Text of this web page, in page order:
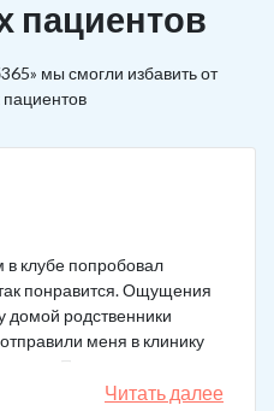
пациентов
мы смогли избавить от
в клубе попробовал
понравится. Ощущения
домой родственники
меня в клинику
Прошел курс
не прошли. Сейчас хожу на
Читать далее